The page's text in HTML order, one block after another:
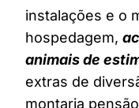
instalações e o
hospedagem,
animais de
extras de
montaria